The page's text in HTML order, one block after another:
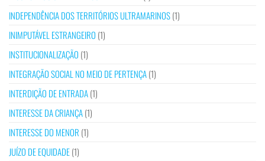
INDEPENDÊNCIA DOS TERRITÓRIOS ULTRAMARINOS(1)
INIMPUTÁVEL ESTRANGEIRO (1)
INSTITUCIONALIZAÇÃO (1)
INTEGRAÇÃO SOCIAL NO MEIO DE PERTENÇA(1)
INTERDIÇÃO DE ENTRADA(1)
INTERESSE DA CRIANÇA(1)
INTERESSE DO MENOR (1)
JUÍZO DE EQUIDADE(1)